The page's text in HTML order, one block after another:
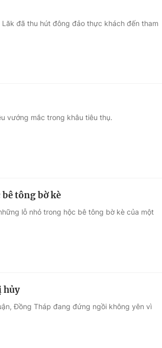
Lăk đã thu hút đông đảo thực khách đến tham
vướng mắc trong khâu tiêu thụ.
tông bờ kè
lỗ nhỏ trong hộc bê tông bờ kè của một
hủy
Đồng Tháp đang đứng ngồi không yên vì